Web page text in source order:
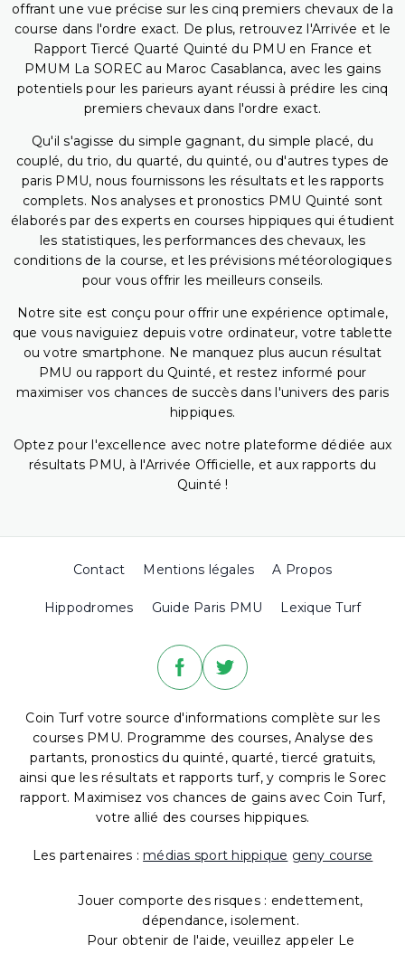
offrant une vue précise sur les cinq premiers chevaux de la
course dans l'ordre exact. De plus, retrouvez l'Arrivée et le
Rapport Tiercé Quarté Quinté du PMU en France et
PMUM La SOREC au Maroc Casablanca, avec les gains
potentiels pour les parieurs ayant réussi à prédire les cinq
premiers chevaux dans l'ordre exact.
Qu'il s'agisse du simple gagnant, du simple placé, du
couplé, du trio, du quarté, du quinté, ou d'autres types de
paris PMU, nous fournissons les résultats et les rapports
complets. Nos analyses et pronostics PMU Quinté sont
élaborés par des experts en courses hippiques qui étudient
les statistiques, les performances des chevaux, les
conditions de la course, et les prévisions météorologiques
pour vous offrir les meilleurs conseils.
Notre site est conçu pour offrir une expérience optimale,
que vous naviguiez depuis votre ordinateur, votre tablette
ou votre smartphone. Ne manquez plus aucun résultat
PMU ou rapport du Quinté, et restez informé pour
maximiser vos chances de succès dans l'univers des paris
hippiques.
Optez pour l'excellence avec notre plateforme dédiée aux
résultats PMU, à l'Arrivée Officielle, et aux rapports du
Quinté !
Contact Mentions légales A Propos
Hippodromes Guide Paris PMU Lexique Turf
Coin Turf votre source d'informations complète sur les
courses PMU. Programme des courses, Analyse des
partants, pronostics du quinté, quarté, tiercé gratuits,
ainsi que les résultats et rapports turf, y compris le Sorec
rapport. Maximisez vos chances de gains avec Coin Turf,
votre allié des courses hippiques.
Les partenaires : médias sport hippique geny course
Jouer comporte des risques : endettement,
dépendance, isolement.
Pour obtenir de l'aide, veuillez appeler Le